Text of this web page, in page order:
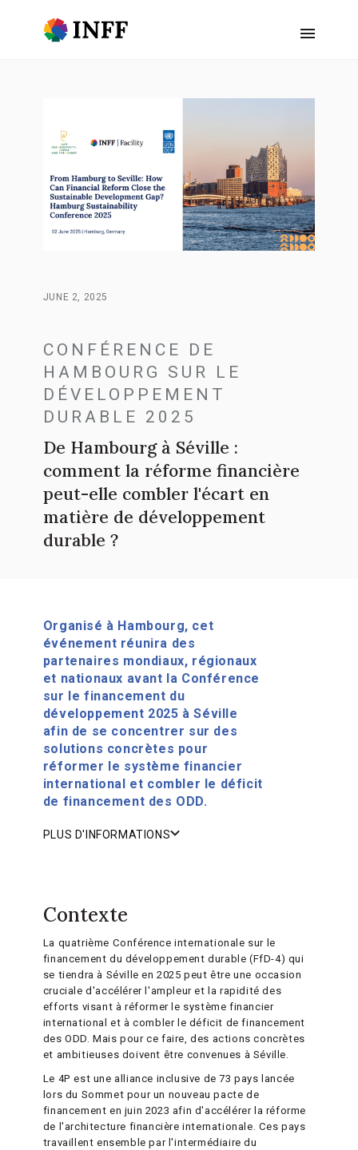
JUNE 2, 2025
CONFÉRENCE DE
HAMBOURG SUR LE
DÉVELOPPEMENT
DURABLE 2025
De Hambourg à Séville :
comment la réforme financière
peut-elle combler l'écart en
matière de développement
durable ?
Organisé à Hambourg, cet
événement réunira des
partenaires mondiaux, régionaux
et nationaux avant la Conférence
sur le financement du
développement 2025 à Séville
afin de se concentrer sur des
solutions concrètes pour
réformer le système financier
international et combler le déficit
de financement des ODD.
PLUS D'INFORMATIONS
Contexte
La quatrième Conférence internationale sur le
financement du développement durable (FfD-4) qui
se tiendra à Séville en 2025 peut être une occasion
cruciale d'accélérer l'ampleur et la rapidité des
efforts visant à réformer le système financier
international et à combler le déficit de financement
des ODD. Mais pour ce faire, des actions concrètes
et ambitieuses doivent être convenues à Séville.
Le 4P est une alliance inclusive de 73 pays lancée
lors du Sommet pour un nouveau pacte de
financement en juin 2023 afin d'accélérer la réforme
de l'architecture financière internationale. Ces pays
travaillent ensemble par l'intermédiaire du